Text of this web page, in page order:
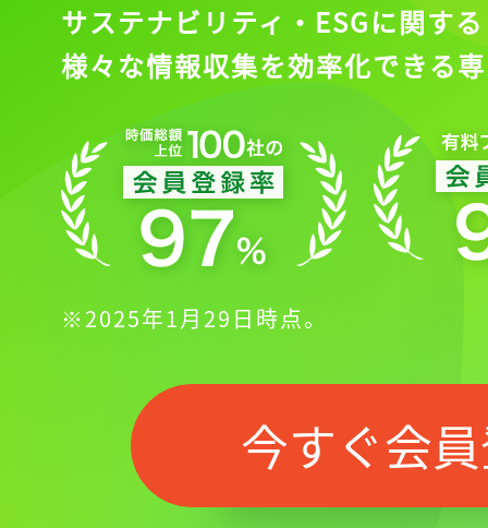
サステナビリティ・ESGに関する
様々な情報収集を効率化できる
※2025年1月29日時点。
今すぐ会